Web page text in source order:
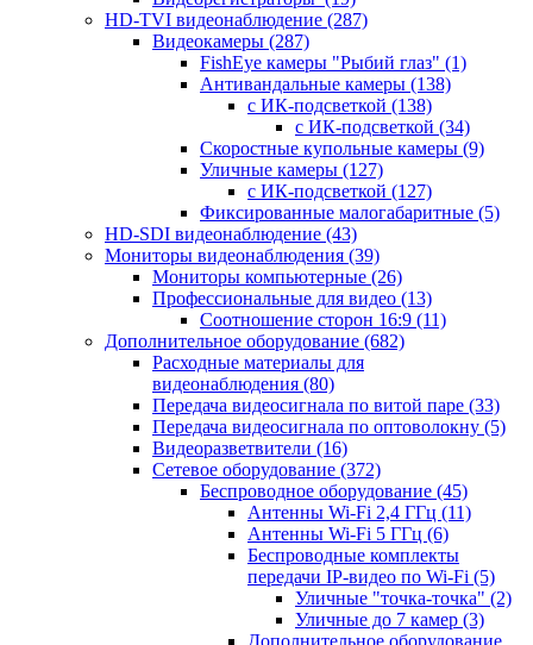
HD-TVI видеонаблюдение (287)
Видеокамеры (287)
FishEye камеры "Рыбий глаз" (1)
Антивандальные камеры (138)
с ИК-подсветкой (138)
с ИК-подсветкой (34)
Скоростные купольные камеры (9)
Уличные камеры (127)
с ИК-подсветкой (127)
Фиксированные малогабаритные (5)
HD-SDI видеонаблюдение (43)
Мониторы видеонаблюдения (39)
Мониторы компьютерные (26)
Профессиональные для видео (13)
Соотношение сторон 16:9 (11)
Дополнительное оборудование (682)
Расходные материалы для
видеонаблюдения (80)
Передача видеосигнала по витой паре (33)
Передача видеосигнала по оптоволокну (5)
Видеоразветвители (16)
Сетевое оборудование (372)
Беспроводное оборудование (45)
Антенны Wi-Fi 2,4 ГГц (11)
Антенны Wi-Fi 5 ГГц (6)
Беспроводные комплекты
передачи IP-видео по Wi-Fi (5)
Уличные "точка-точка" (2)
Уличные до 7 камер (3)
Дополнительное оборудование